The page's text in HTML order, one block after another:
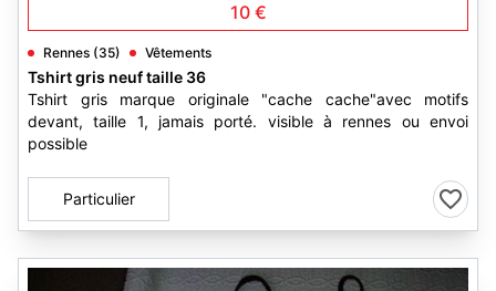
10 €
Rennes (35) Vêtements
Tshirt gris neuf taille 36
Tshirt gris marque originale "cache cache"avec motifs
devant, taille 1, jamais porté. visible à rennes ou envoi
possible
Particulier